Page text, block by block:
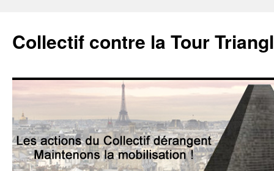
Collectif contre la Tour